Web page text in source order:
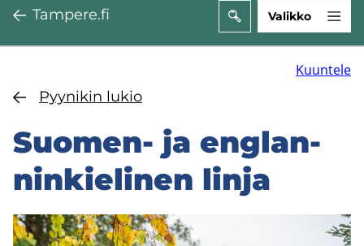
Tam­pe­re.fi Valikko
Pyy­ni­kin lukio
Kuuntele
Suomen-​ ja englan­
nin­kie­li­nen linja